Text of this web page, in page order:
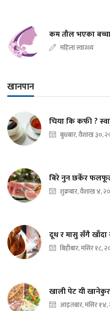
कम तौल भएका
महिला स्वास्थ्य
खानपान
चिया कि कफी ?
बुधबार, वैशाख ३०,
बिरे नुन छर्केर
शुक्रबार, वैशाख ४,
दूध र मासु सँगै खाँदा
बिहीबार, मंसिर १८,
खाली पेट यी
आइतबार, मंसिर १४,